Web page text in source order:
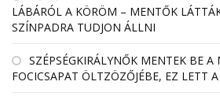
LÁBÁRÓL A KÖRÖM – MENTŐK
SZÍNPADRA TUDJON ÁLLNI
SZÉPSÉGKIRÁLYNŐK MENTEK BE A
FOCICSAPAT ÖLTZÖZŐJÉBE, EZ LETT